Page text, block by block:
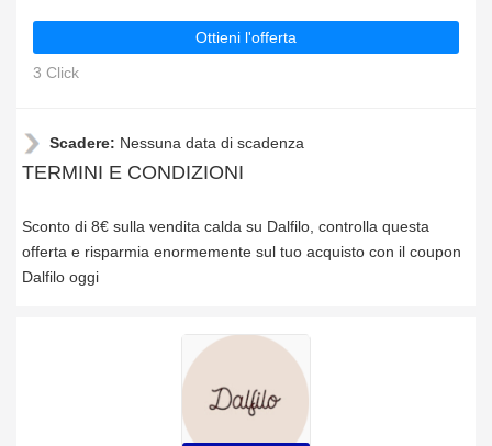
Ottieni l'offerta
3 Click
Scadere: Nessuna data di scadenza
TERMINI E CONDIZIONI
Sconto di 8€ sulla vendita calda su Dalfilo, controlla questa
offerta e risparmia enormemente sul tuo acquisto con il coupon
Dalfilo oggi